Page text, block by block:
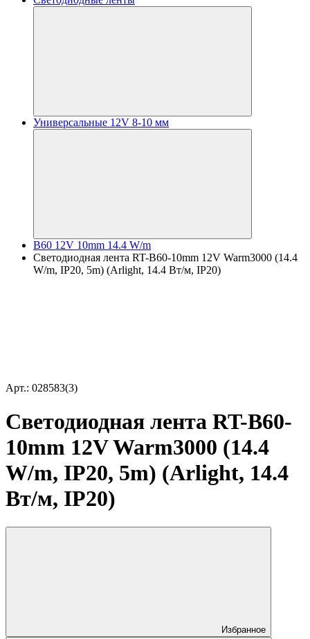
Универсальные 12V 8-10 мм
B60 12V 10mm 14.4 W/m
Светодиодная лента RT-B60-10mm 12V Warm3000 (14.4
W/m, IP20, 5m) (Arlight, 14.4 Вт/м, IP20)
Арт.: 028583(3)
Светодиодная лента RT-B60-
10mm 12V Warm3000 (14.4
W/m, IP20, 5m) (Arlight, 14.4
Вт/м, IP20)
Избранное